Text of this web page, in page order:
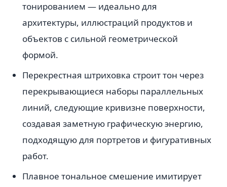
тонированием — идеально для
архитектуры, иллюстраций продуктов и
объектов с сильной геометрической
формой.
Перекрестная штриховка строит тон через
перекрывающиеся наборы параллельных
линий, следующие кривизне поверхности,
создавая заметную графическую энергию,
подходящую для портретов и фигуративных
работ.
Плавное тональное смешение имитирует